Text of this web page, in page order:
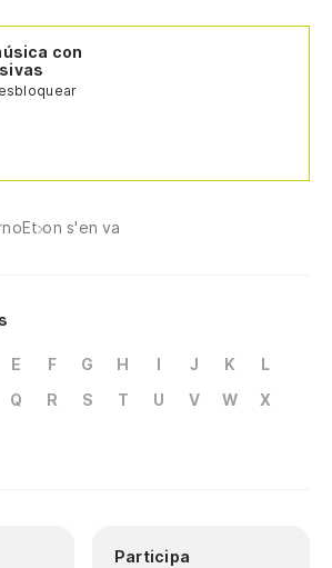
con
Et on s'en va
E F G H I J K
L
Q R S T U V W
X
Participa